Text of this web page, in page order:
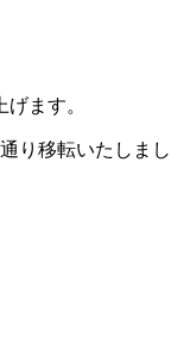
ます。
り移転いたしま